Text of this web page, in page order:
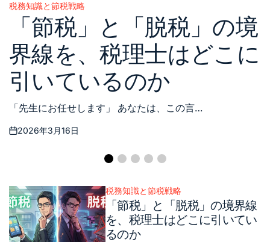
Posted
in
税務知識と節税戦略
「節税」と「脱税」の境界線
を、税理士はどこに引いてい
るのか
Posted
税務知識と節税戦略
「節税」と「脱税」の境
界線を、税理士はどこに
引いているのか
「先生にお任せします」 あなたは、この言…
Posted
2026年3月16日